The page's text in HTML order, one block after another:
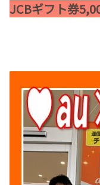
JCBギフト券